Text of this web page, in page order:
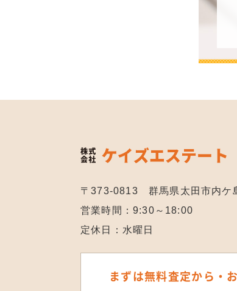
〒373-0813 群馬県太田市内ケ
営業時間：9:30～18:00
定休日：水曜日
まずは無料査定から・